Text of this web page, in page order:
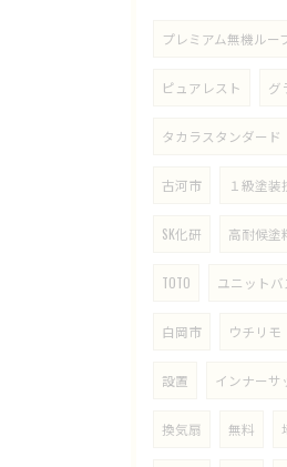
プレミアム無機ルー
ピュアレスト グ
タカラスタンダード
古河市 １級塗装
SK化研 高耐候塗
TOTO ユニットバ
白岡市 ウチリモ
設置 インナーサ
換気扇 無料